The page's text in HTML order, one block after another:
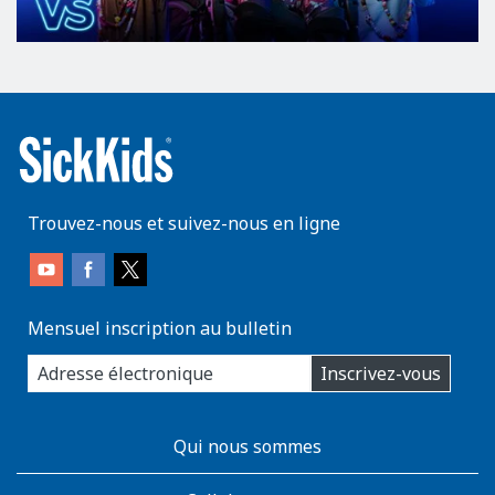
Trouvez-nous et suivez-nous en ligne
Mensuel inscription au bulletin
enter
you
email
Inscrivez-vous
AboutKidsHealthQui nous sommes